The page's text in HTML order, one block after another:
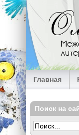
Перейти к основному
Главная
Поиск на